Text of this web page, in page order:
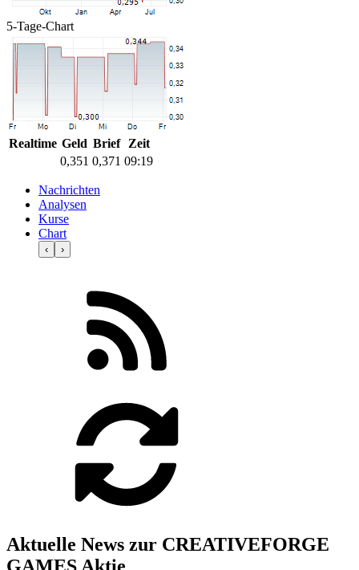
5-Tage-Chart
Realtime Geld Brief
Zeit
0,351 0,371 09:19
Nachrichten
Analysen
Kurse
Chart
‹ ›
Aktuelle News zur CREATIVEFORGE
GAMES Aktie